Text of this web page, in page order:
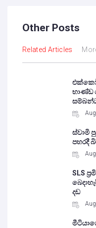
Other Posts
Related Articles
භාණ්ඩ
ස්වාමි
පහරදී
SLS
දඩ